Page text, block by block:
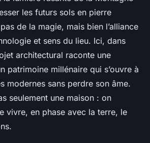
les futurs sols en pierre
de la magie, mais bien l’alliance
et sens du lieu. Ici, dans
architectural raconte une
patrimoine millénaire qui s’ouvre à
modernes sans perdre son âme.
seulement une maison : on
vivre, en phase avec la terre, le